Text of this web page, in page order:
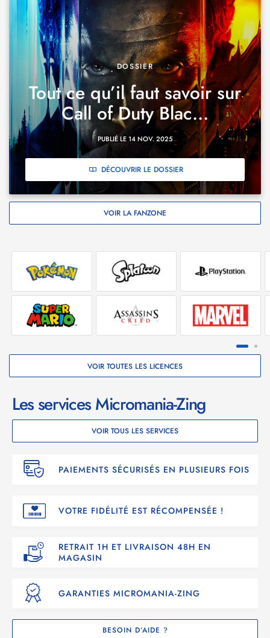
DOSSIER
Tout ce qu’il faut savoir sur
Call of Duty Blac...
PUBLIÉ LE 14 NOV. 2025
DÉCOUVRIR LE DOSSIER
VOIR LA FANZONE
VOIR TOUTES LES LICENCES
Les services Micromania-Zing
VOIR TOUS LES SERVICES
PAIEMENTS SÉCURISÉS EN PLUSIEURS FOIS
VOTRE FIDÉLITÉ EST RÉCOMPENSÉE !
RETRAIT 1H ET LIVRAISON 48H EN
MAGASIN
GARANTIES MICROMANIA-ZING
BESOIN D’AIDE ?